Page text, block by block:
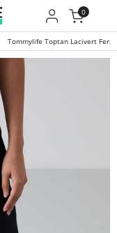
0
Tommylife Toptan Lacivert